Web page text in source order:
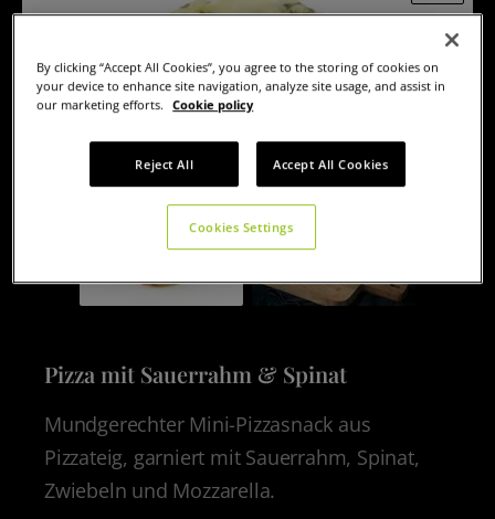
Pizza mit Sauerrahm & Spinat
Mundgerechter Mini-Pizzasnack aus
Pizzateig, garniert mit Sauerrahm, Spinat,
Zwiebeln und Mozzarella.
By clicking “Accept All Cookies”, you agree to the storing of cookies on
your device to enhance site navigation, analyze site usage, and assist in
our marketing efforts. Cookie policy
Reject All Accept All Cookies
Cookies Settings